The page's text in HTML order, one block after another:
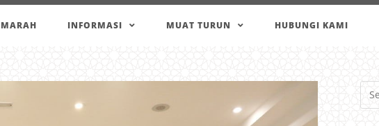
INFORMASI MUAT TURUN HUBUNGI KAMI